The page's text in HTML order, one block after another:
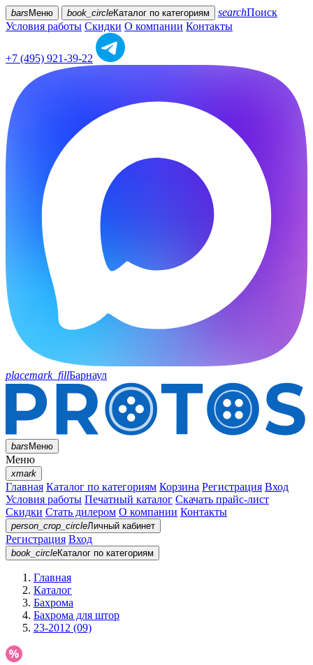
bars Меню book_circleКаталог по категориям searchПоиск
Условия работы Скидки О компании Контакты
+7 (495) 921-39-22
placemark_fillБарнаул
barsМеню
Меню
xmark
Главная Каталог по категориям Корзина Регистрация Вход
Условия работы Печатный каталог Скачать прайс-лист
Скидки Стать дилером О компании Контакты
person_crop_circleЛичный кабинет
Регистрация Вход
book_circleКаталог по категориям
Главная
Каталог
Бахрома
Бахрома для штор
23-2012 (09)